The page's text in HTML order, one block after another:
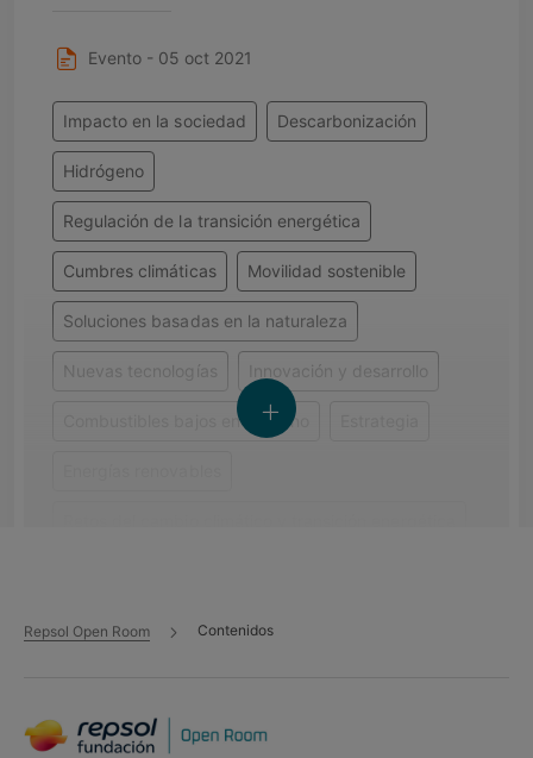
Evento - 05 oct 2021
Impacto en la sociedad Descarbonización
Hidrógeno
Regulación de la transición energética
Cumbres climáticas Movilidad sostenible
Soluciones basadas en la naturaleza
Nuevas tecnologías Innovación y desarrollo
Combustibles bajos en carbono
Financiación de la transición energética
Economía circular
Repsol Open Room Contenidos